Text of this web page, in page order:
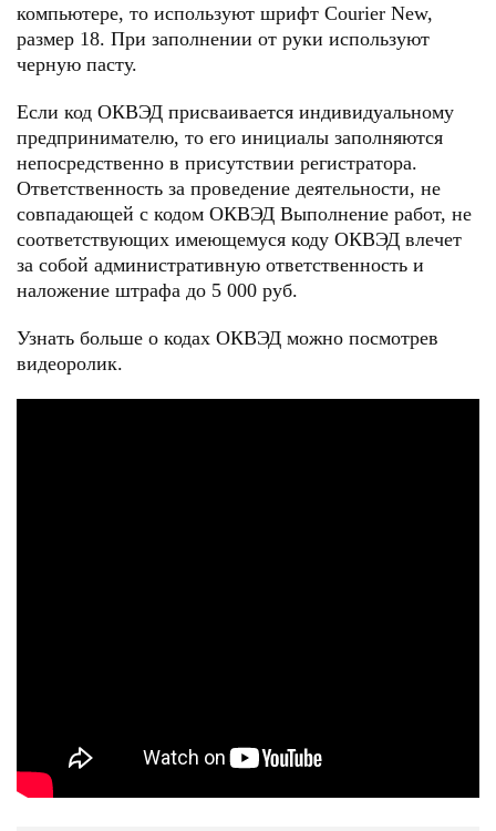
компьютере, то используют шрифт Courier New,
размер 18. При заполнении от руки используют
черную пасту.
Если код ОКВЭД присваивается индивидуальному
предпринимателю, то его инициалы заполняются
непосредственно в присутствии регистратора.
Ответственность за проведение деятельности, не
совпадающей с кодом ОКВЭД Выполнение работ, не
соответствующих имеющемуся коду ОКВЭД влечет
за собой административную ответственность и
наложение штрафа до 5 000 руб.
Узнать больше о кодах ОКВЭД можно посмотрев
видеоролик.